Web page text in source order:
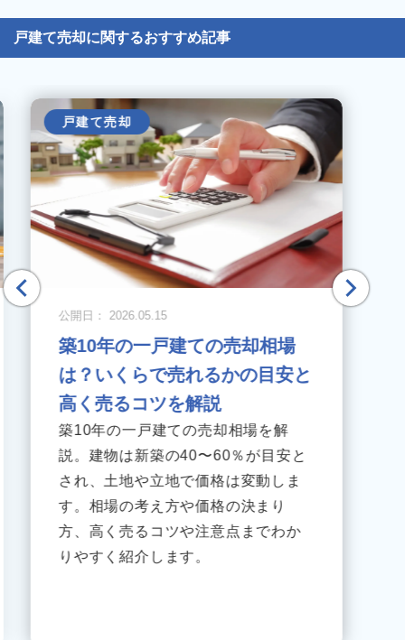
戸建て売却に関するおすすめ記事
戸建て売却
公開日： 2026.05.15
築10年の一戸建ての売却相場
は？いくらで売れるかの目安と
高く売るコツを解説
築10年の一戸建ての売却相場を解
説。建物は新築の40〜60％が目安と
され、土地や立地で価格は変動しま
す。相場の考え方や価格の決まり
方、高く売るコツや注意点までわか
りやすく紹介します。